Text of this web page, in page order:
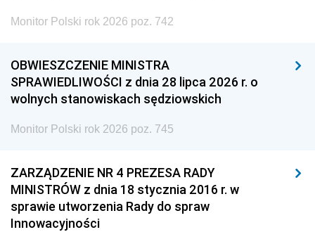
Monitor Polski rok 2026 poz. 742
OBWIESZCZENIE MINISTRA
SPRAWIEDLIWOŚCI z dnia 28 lipca 2026 r. o
wolnych stanowiskach sędziowskich
Monitor Polski rok 2026 poz. 745
ZARZĄDZENIE NR 4 PREZESA RADY
MINISTRÓW z dnia 18 stycznia 2016 r. w
sprawie utworzenia Rady do spraw
Innowacyjności